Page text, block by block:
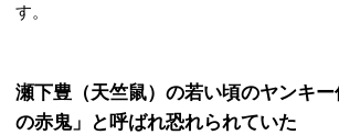
す。
瀬下豊（天竺鼠）の若い頃のヤンキ
の赤鬼」と呼ばれ恐れられていた